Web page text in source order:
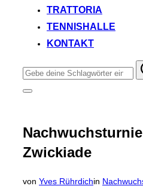
TRATTORIA
TENNISHALLE
KONTAKT
Suchen
nach:
Seitenleiste
Zwickiade
von Yves Rührdichin